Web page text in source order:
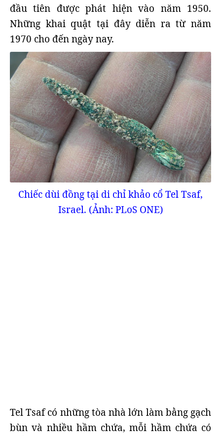
đầu tiên được phát hiện vào năm 1950.
Những khai quật tại đây diễn ra từ năm
1970 cho đến ngày nay.
Chiếc dùi đồng tại di chỉ khảo cổ Tel Tsaf,
Israel. (Ảnh: PLoS ONE)
Tel Tsaf có những tòa nhà lớn làm bằng gạch
bùn và nhiều hầm chứa, mỗi hầm chứa có